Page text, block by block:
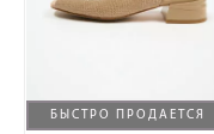
БЫСТРО ПРОДАЕТСЯ